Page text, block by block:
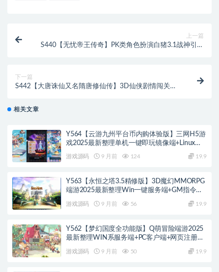
上一篇
S440【无忧帝王传奇】PK类角色扮演白猪3.1战神引擎
下一篇
S442【大唐诛仙又名隋唐修仙传】3D仙侠剧情闯关角
相关文章
Y564【云游九州平台币内购体验版】三网H5游
戏2025最新整理单机一键即玩镜像端+Linux手
游戏源码 9 月前 124 19.9
Y563【永恒之塔3.5精修版】3D魔幻MMORPG
端游2025最新整理Win一键服务端+GM指令
游戏源码 9 月前 56 19.9
Y562【梦幻国度全功能版】Q萌冒险端游2025
最新整理WIN系服务端+PC客户端+网页注册
游戏源码 9 月前 50 19.9